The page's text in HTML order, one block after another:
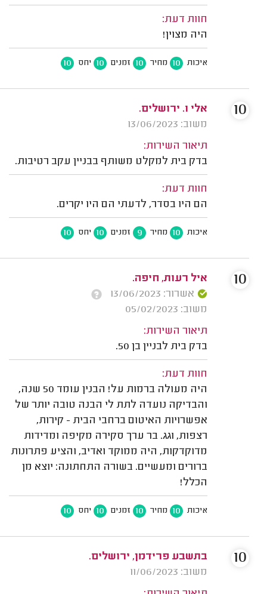
חוות דעת:
היה מצוין!
איכות 10 מחיר 10 זמנים 10 יחס 10
אלי ו. ירושלים.
משוב: 13/06/2023
תיאור השירות:
בדק בית למקלט משותף בבניין עקב רטיבות.
חוות דעת:
הם היו בסדר, לדעתי הם היו יקרים.
איכות 10 מחיר 9 זמנים 10 יחס 10
10
איל רעות, חיפה.
אשרור: 13/06/2023
משוב: 05/02/2023
תיאור השירות:
בדק בית לבניין בן 50.
חוות דעת:
היה מעולה ברמות על! הבנין עומד 50 שנה,
והבדיקה נועדה לתת לי הבנה טובה יותר של
אפשרויות האיטום ברחבי הבית - קירות,
רצפות, וגג. בר ערך סקירה מקיפה ומדידות
מדוקדקות, היה ממוקד ואדיב, והציע פתרונות
ברורים ומעשיים. בשורה התחתונה: יוצא מן
הכלל!
איכות 10 מחיר 10 זמנים 10 יחס 10
10
בתשבע פרידמן, ירושלים.
משוב: 11/06/2023
10